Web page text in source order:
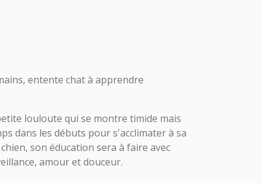
entente chat à apprendre
louloute qui se montre timide mais
dans les débuts pour s'acclimater à sa
son éducation sera à faire avec
amour et douceur.